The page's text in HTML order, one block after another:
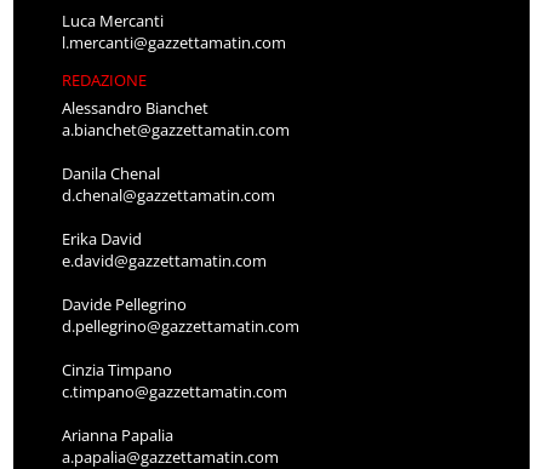
Luca Mercanti
l.mercanti@gazzettamatin.com
REDAZIONE
Alessandro Bianchet
a.bianchet@gazzettamatin.com
Danila Chenal
d.chenal@gazzettamatin.com
Erika David
e.david@gazzettamatin.com
Davide Pellegrino
d.pellegrino@gazzettamatin.com
Cinzia Timpano
c.timpano@gazzettamatin.com
Arianna Papalia
a.papalia@gazzettamatin.com